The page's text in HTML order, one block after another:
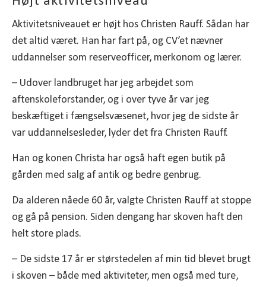
Aktivitetsniveauet er højt hos Christen Rauff. Sådan har
det altid været. Han har fart på, og CV’et nævner
uddannelser som reserveofficer, merkonom og lærer.
– Udover landbruget har jeg arbejdet som
aftenskoleforstander, og i over tyve år var jeg
beskæftiget i fængselsvæsenet, hvor jeg de sidste år
var uddannelsesleder, lyder det fra Christen Rauff.
Han og konen Christa har også haft egen butik på
gården med salg af antik og bedre genbrug.
Da alderen nåede 60 år, valgte Christen Rauff at stoppe
og gå på pension. Siden dengang har skoven haft den
helt store plads.
– De sidste 17 år er størstedelen af min tid blevet brugt
i skoven – både med aktiviteter, men også med ture,